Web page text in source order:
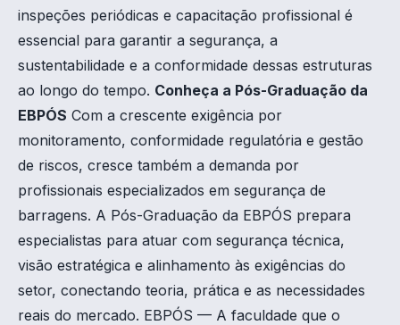
inspeções periódicas e capacitação profissional é
essencial para garantir a segurança, a
sustentabilidade e a conformidade dessas estruturas
ao longo do tempo. Conheça a Pós-Graduação da
EBPÓS Com a crescente exigência por
monitoramento, conformidade regulatória e gestão
de riscos, cresce também a demanda por
profissionais especializados em segurança de
barragens. A Pós-Graduação da EBPÓS prepara
especialistas para atuar com segurança técnica,
visão estratégica e alinhamento às exigências do
setor, conectando teoria, prática e as necessidades
reais do mercado. EBPÓS — A faculdade que o